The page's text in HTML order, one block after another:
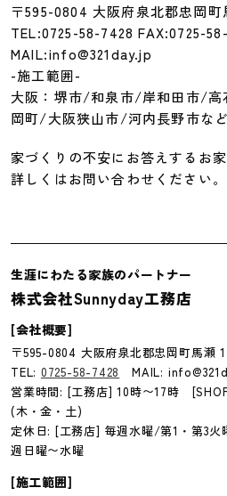
〒595-0804 大阪府泉北郡忠岡
TEL:0725-58-7428 FAX:0725-
MAIL:info@321day.jp
-施工範囲-
大阪：堺市/和泉市/岸和田市/
岡町/大阪狭山市/河内長野市など
家づくりの不安にお答えするお
詳しくはお問い合わせください。
生涯にわたる家族のパートナー
株式会社Sunnyday工務店
[会社概要]
〒595-0804 大阪府泉北郡忠岡町馬瀬
TEL: 0725-58-7428
MAIL:
営業時間: [工務店] 10時〜17時
(木・金・土)
定休日: [工務店] 毎週水曜/第1・第3
週日曜〜水曜
[施工範囲]